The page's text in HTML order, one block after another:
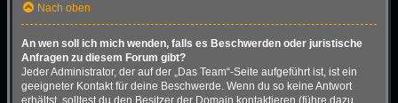
Nach oben
An wen soll ich mich wenden, falls es Beschwerden oder juristische
Anfragen zu diesem Forum gibt?
Jeder Administrator, der auf der „Das Team“-Seite aufgeführt ist, ist ein
geeigneter Kontakt für deine Beschwerde. Wenn du so keine Antwort
erhältst, solltest du den Besitzer der Domain kontaktieren (führe dazu